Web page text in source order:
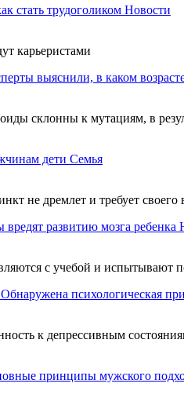
стать трудоголиком Новости
карьеристами
выяснили, в каком
склонны к мутациям, в
дети Семья
не дремлет и требует
развитию мозга ребенка
с учебой и испытывают
Обнаружена психологическая
к депрессивным
принципы мужского